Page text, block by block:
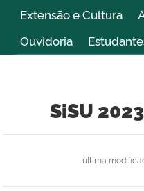
Extensão e Cultura
Ouvidoria
SiSU
última